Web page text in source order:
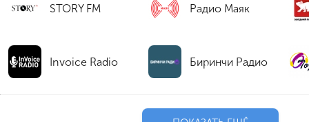
STORY FM Радио Маяк
Invoice Radio Биринчи Радио